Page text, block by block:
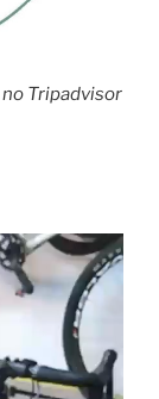
no Tripadvisor